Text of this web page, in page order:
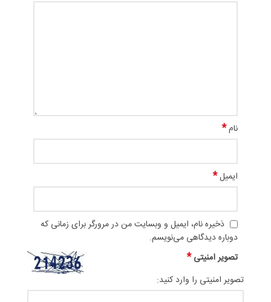
نام*
ایمیل*
ذخیره نام، ایمیل و وبسایت من در مرورگر برای زمانی که
دوباره دیدگاهی می‌نویسم.
تصویر امنیتی*
تصویر امنیتی را وارد کنید: